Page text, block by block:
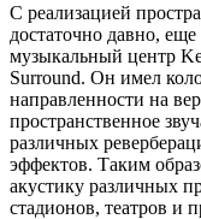
С реализацией
достаточно давно,
музыкальный центр
Surround. Он имел
направленности на
пространственное
различных
эффектов. Таким
акустику различных
стадионов, театров и